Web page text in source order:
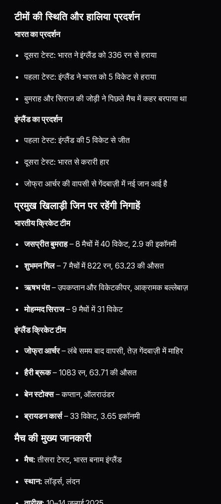
टीमों की स्थिति और हालिया प्रदर्शन
भारत का प्रदर्शन
दूसरा टेस्ट: भारत ने इंग्लैंड को 336 रन से हराया
पहला टेस्ट: इंग्लैंड ने भारत को 5 विकेट से हराया
बुमराह और सिराज की जोड़ी ने पिछले मैच में कहर बरपाया था
इंग्लैंड का प्रदर्शन
पहला टेस्ट: इंग्लैंड की 5 विकेट से जीत
दूसरा टेस्ट: भारत से करारी हार
जोफ्रा आर्चर की वापसी से गेंदबाज़ी में नई जान आई है
प्रमुख खिलाड़ी जिन पर रहेंगी निगाहें
भारतीय क्रिकेट टीम
जसप्रीत बुमराह– 8 मैचों में 40 विकेट, 2.9 की इकॉनमी
शुभमन गिल– 7 मैचों में 822 रन, 63.23 की औसत
ऋषभ पंत– उपकप्तान और विकेटकीपर, आक्रामक बल्लेबाज़
मोहम्मद सिराज– 9 मैचों में 31 विकेट
इंग्लैंड क्रिकेट टीम
जोफ्रा आर्चर– लंबे समय बाद वापसी, तेज़ गेंदबाज़ी में माहिर
हैरी ब्रूक– 1083 रन, 63.71 की औसत
बेन स्टोक्स– कप्तान, ऑलराउंडर
ब्रायडन कार्स– 33 विकेट, 3.65 इकॉनमी
मैच की मुख्य जानकारी
मैच: तीसरा टेस्ट, भारत बनाम इंग्लैंड
स्थान: लॉर्ड्स, लंदन